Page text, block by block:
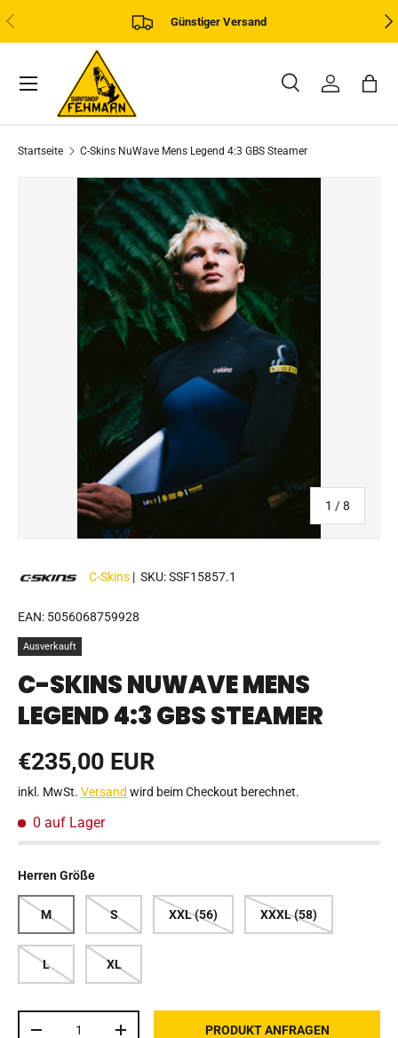
DIREKT ZUM INHALT
VORHERIGE Günstiger Versand
Suchen
Art
SucheEinloggen
Menü
Startseite C-Skins NuWave Mens Legend 4:3 GBS Steamer
ZU PRODUKTINFORMATIONEN SPRINGEN
1 /von
8
C-Skins | SKU:SSF15857.1
EAN: 5056068759928
Ausverkauft
C-SKINS NUWAVE MENS
LEGEND 4:3 GBS STEAMER
Normaler Preis
€235,00 EUR
inkl. MwSt. Versand wird beim Checkout berechnet.
0 auf Lager
Herren Größe
M S XXL (56) XXXL (58)
L XL
PRODUKT ANFRAGEN